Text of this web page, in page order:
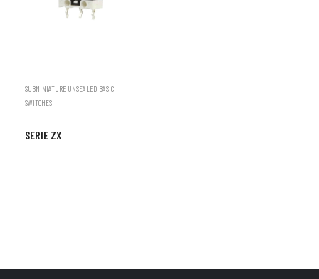
SUBMINIATURE UNSEALED BASIC
SWITCHES
SERIE ZX